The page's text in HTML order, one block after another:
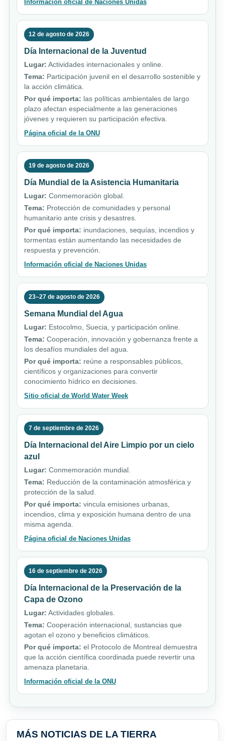
Información oficial de Naciones Unidas
12 de agosto de 2026
Día Internacional de la Juventud
Lugar: Actividades internacionales y online.
Tema: Participación juvenil en el desarrollo sostenible y
la acción climática.
Por qué importa: las políticas ambientales de largo
plazo afectan especialmente a las generaciones
jóvenes y requieren su participación efectiva.
Página oficial de la ONU
19 de agosto de 2026
Día Mundial de la Asistencia Humanitaria
Lugar: Conmemoración global.
Tema: Protección de comunidades y personal
humanitario ante crisis y desastres.
Por qué importa: inundaciones, sequías, incendios y
tormentas están aumentando las necesidades de
respuesta y prevención.
Información oficial de Naciones Unidas
23–27 de agosto de 2026
Semana Mundial del Agua
Lugar: Estocolmo, Suecia, y participación online.
Tema: Cooperación, innovación y gobernanza frente a
los desafíos mundiales del agua.
Por qué importa: reúne a responsables públicos,
científicos y organizaciones para convertir
conocimiento hídrico en decisiones.
Sitio oficial de World Water Week
7 de septiembre de 2026
Día Internacional del Aire Limpio por un cielo
azul
Lugar: Conmemoración mundial.
Tema: Reducción de la contaminación atmosférica y
protección de la salud.
Por qué importa: vincula emisiones urbanas,
incendios, clima y exposición humana dentro de una
misma agenda.
Página oficial de Naciones Unidas
16 de septiembre de 2026
Día Internacional de la Preservación de la
Capa de Ozono
Lugar: Actividades globales.
Tema: Cooperación internacional, sustancias que
agotan el ozono y beneficios climáticos.
Por qué importa: el Protocolo de Montreal demuestra
que la acción científica coordinada puede revertir una
amenaza planetaria.
Información oficial de la ONU
MÁS NOTICIAS DE LA TIERRA